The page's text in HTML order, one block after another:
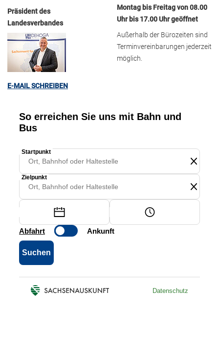
Präsident des
Landesverbandes
E-MAIL SCHREIBEN
Montag bis Freitag von 08.00
Uhr bis 17.00 Uhr geöffnet
Außerhalb der Bürozeiten sind
Terminvereinbarungen jederzeit
möglich.